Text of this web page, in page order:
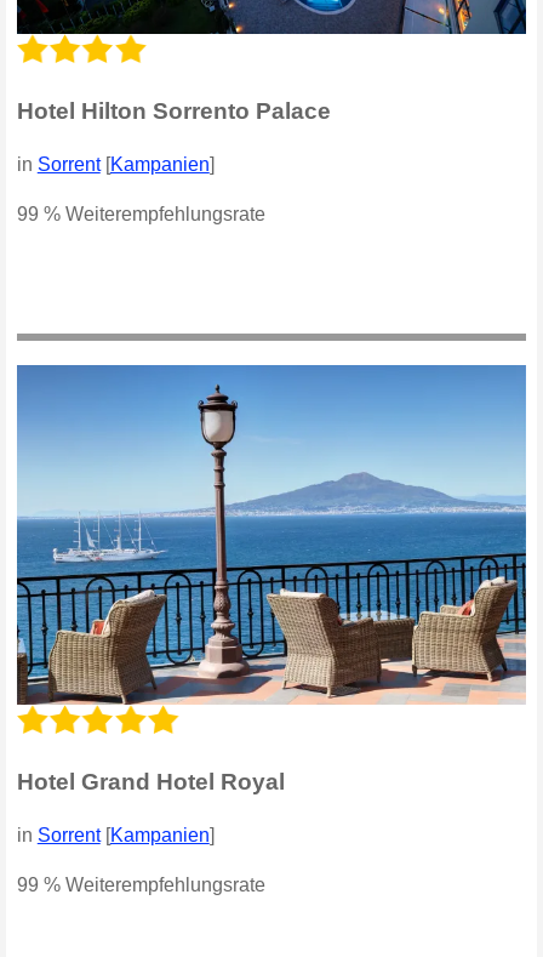
Hotel Hilton Sorrento Palace
in Sorrent[Kampanien]
99 % Weiterempfehlungsrate
Hotel Grand Hotel Royal
in Sorrent[Kampanien]
99 % Weiterempfehlungsrate